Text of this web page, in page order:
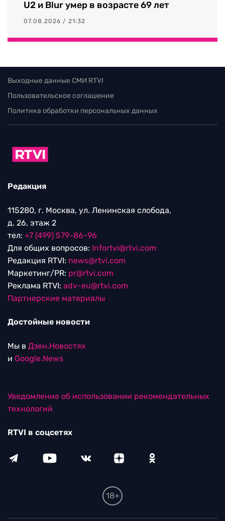
U2 и Blur умер в возрасте 69 лет
07.08.2026 / 21:32
Выходные данные СМИ RTVI
Пользовательское соглашение
Политика обработки персональных данных
Редакция
115280, г. Москва, ул. Ленинская слобода,
д. 26, этаж 2
тел: +7 (499) 579-86-96
Для общих вопросов: Infortvi@rtvi.com
Редакция RTVI: news@rtvi.com
Маркетинг/PR: pr@rtvi.com
Реклама RTVI: adv-eu@rtvi.com
Партнерские материалы
Достойные новости
Мы в Дзен.Новостях
и Google.News
Уведомление об использовании рекомендательных
технологий
RTVI в соцсетях
18+